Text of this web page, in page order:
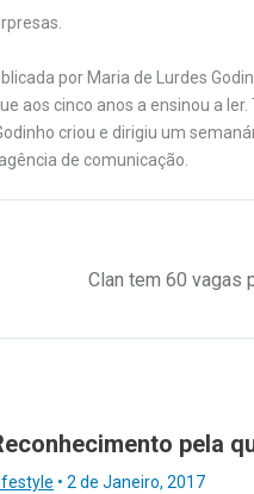
por Maria de Lurdes
aos cinco anos a ensinou a ler.
criou e dirigiu um
de comunicação.
pela
• 2 de Janeiro, 2017